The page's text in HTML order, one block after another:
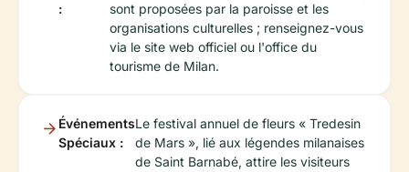
:
sont proposées par la paroisse et les
organisations culturelles ; renseignez-vous
via le site web officiel ou l'office du
tourisme de Milan.
Événements
Spéciaux :
Le festival annuel de fleurs « Tredesin
de Mars », lié aux légendes milanaises
de Saint Barnabé, attire les visiteurs